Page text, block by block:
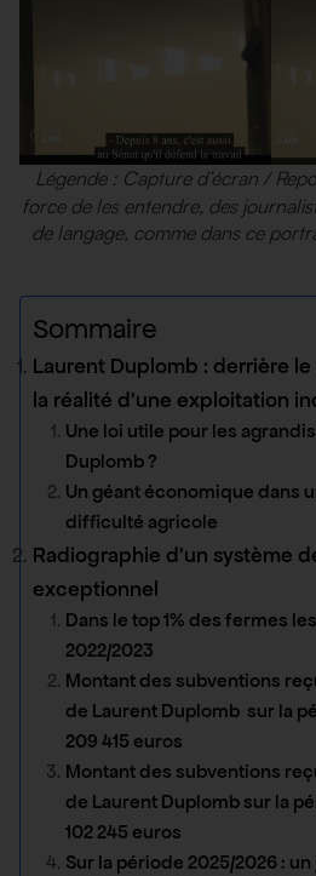
Légende : Capture d’écran /
force de les entendre, des
de langage, comme dans ce
Sommaire
Laurent Duplomb : derrière
la réalité d’une exploitation
Une loi utile pour les
Duplomb ?
Un géant économique dans
difficulté agricole
Radiographie d’un système
exceptionnel
Dans le top 1% des fermes
2022/2023
Montant des subventions
de Laurent Duplomb sur la
209 415 euros
Montant des subventions
de Laurent Duplomb sur la
102 245 euros
Sur la période 2025/2026 :